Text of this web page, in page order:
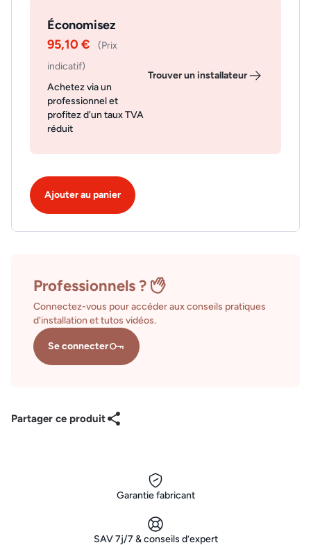
Économisez
95,10 €
(Prix
indicatif)
Achetez via un
professionnel et
profitez d'un taux TVA
réduit
Trouver un installateur
Ajouter au panier
Professionnels ?
Connectez-vous pour accéder aux conseils pratiques
d'installation et tutos vidéos.
Se connecter
Partager ce produit
Garantie fabricant
SAV 7j/7 & conseils d’expert